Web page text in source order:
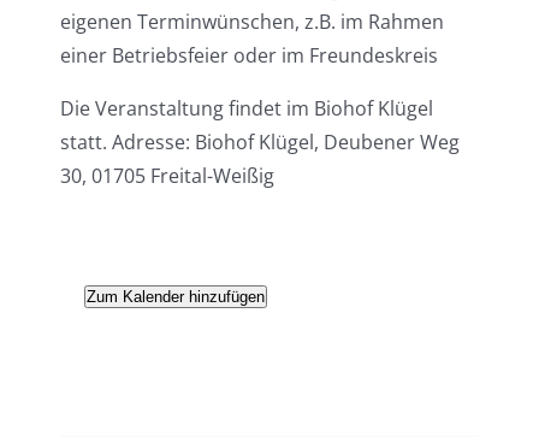
eigenen Terminwünschen, z.B. im Rahmen
einer Betriebsfeier oder im Freundeskreis
Die Veranstaltung findet im Biohof Klügel
statt. Adresse: Biohof Klügel, Deubener Weg
30, 01705 Freital-Weißig
Zum Kalender hinzufügen